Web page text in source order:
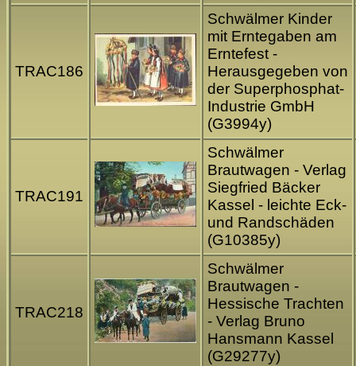
TRAC186
Schwälmer Kinder
mit Erntegaben am
Erntefest -
Herausgegeben von
der Superphosphat-
Industrie GmbH
(G3994y)
TRAC191
Schwälmer
Brautwagen - Verlag
Siegfried Bäcker
Kassel - leichte Eck-
und Randschäden
(G10385y)
TRAC218
Schwälmer
Brautwagen -
Hessische Trachten
- Verlag Bruno
Hansmann Kassel
(G29277y)